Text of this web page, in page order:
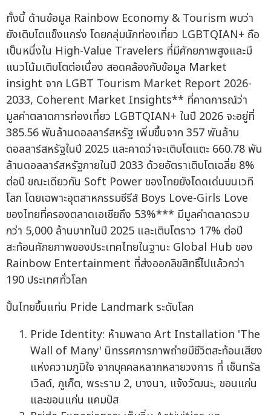
ทั้งนี้ ด้านข้อมูล Rainbow Economy & Tourism พบว่า
ยังเติบโตแข็งแกร่ง โดยกลุ่มนักท่องเที่ยว LGBTQIAN+ ถือ
เป็นหนึ่งใน High-Value Travelers ที่มีศักยภาพสูงและมี
แนวโน้มเติบโตต่อเนื่อง สอดคล้องกับข้อมูล Market
insight จาก LGBT Tourism Market Report 2026-
2033, Coherent Market Insights** ที่คาดการณ์ว่า
มูลค่าตลาดการท่องเที่ยว LGBTQIAN+ ในปี 2026 จะอยู่ที่
385.56 พันล้านดอลลาร์สหรัฐ เพิ่มขึ้นจาก 357 พันล้าน
ดอลลาร์สหรัฐในปี 2025 และคาดว่าจะเติบโตแตะ 660.78 พัน
ล้านดอลลาร์สหรัฐภายในปี 2033 ด้วยอัตราเติบโตเฉลี่ย 8%
ต่อปี ขณะเดียวกัน Soft Power ของไทยยังโดดเด่นบนเวที
โลก โดยเฉพาะอุตสาหกรรมซีรีส์ Boys Love-Girls Love
ของไทยที่ครองตลาดเอเชียถึง 53%*** มีมูลค่าตลาดรวม
กว่า 5,000 ล้านบาทในปี 2025 และเติบโตราว 17% ต่อปี
สะท้อนศักยภาพของประเทศไทยในฐานะ Global Hub ของ
Rainbow Entertainment ที่ส่งออกลิขสิทธิ์ไปแล้วกว่า
190 ประเทศทั่วโลก
ปั้นไทยขึ้นแท่น Pride Landmark ระดับโลก
Pride Identity: ห้ามพลาด Art Installation 'The
Wall of Many' นิทรรศการภาพถ่ายมีชีวิตสะท้อนเสียง
แห่งความภูมิใจ จากบุคคลหลากหลายวงการ ที่ เซ็นทรัล
เวิลด์, ภูเก็ต, พระราม 2, บางนา, แจ้งวัฒนะ, ขอนแก่น
และขอนแก่น แคมปัส